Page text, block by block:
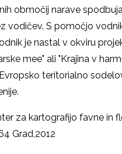
območij narave
vodičev. S pomočjo
je nastal v okviru
mee" ali "Krajina v
teritorialno
za kartografijo favne in
Grad,2012